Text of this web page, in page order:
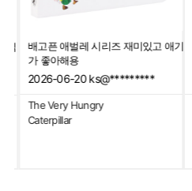
배고픈 애벌레 시리즈 재미있고 애기
가 좋아해용
2026-06-20ks@*********
The Very Hungry
Caterpillar